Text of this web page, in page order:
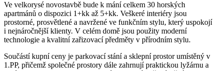
Ve velkorysé novostavbě bude k mání celkem 30 horských
apartmánů o dispozici 1+kk až 5+kk. Veškeré interiéry jsou
prostorné, prosvětlené a navržené ve funkčním stylu, který uspokojí
i nejnáročnější klienty. V celém domě jsou použity moderní
technologie a kvalitní zařizovací předměty v přírodním stylu.
Součástí kupní ceny je parkovací stání a sklepní prostor umístěný v
1.PP, přičemž společné prostory dále zahrnují praktickou lyžárnu a